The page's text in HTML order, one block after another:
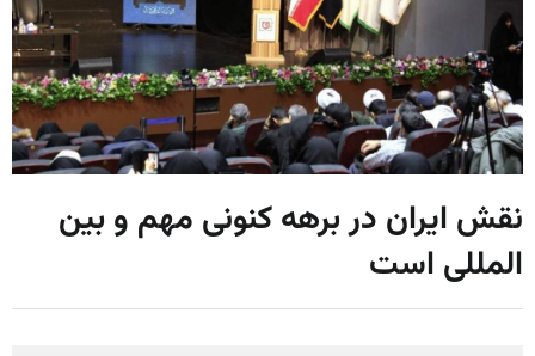
نقش ایران در برهه کنونی مهم و بین
المللی است